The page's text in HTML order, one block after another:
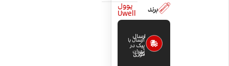
برند یوول
Uwell
ارسال
فوری
ارسال با
پیک در
تهران